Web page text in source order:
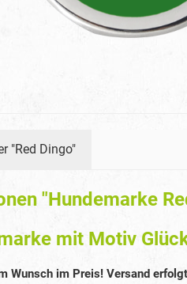
"Red Dingo"
"Hundemarke
mit Motiv
Wunsch im Preis! Versand